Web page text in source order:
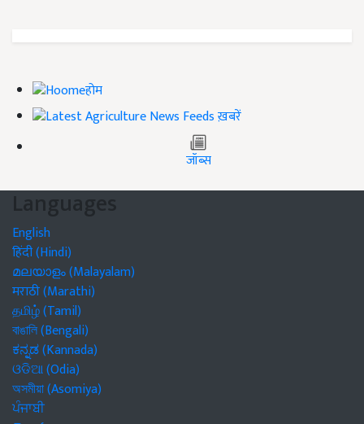
होम
ख़बरें
जॉब्स
Languages
English
हिंदी (Hindi)
മലയാളം (Malayalam)
मराठी (Marathi)
தமிழ் (Tamil)
বাঙালি (Bengali)
ಕನ್ನಡ (Kannada)
ଓଡିଆ (Odia)
অসমীয়া (Asomiya)
ਪੰਜਾਬੀ